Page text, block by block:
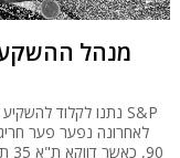
מנהל